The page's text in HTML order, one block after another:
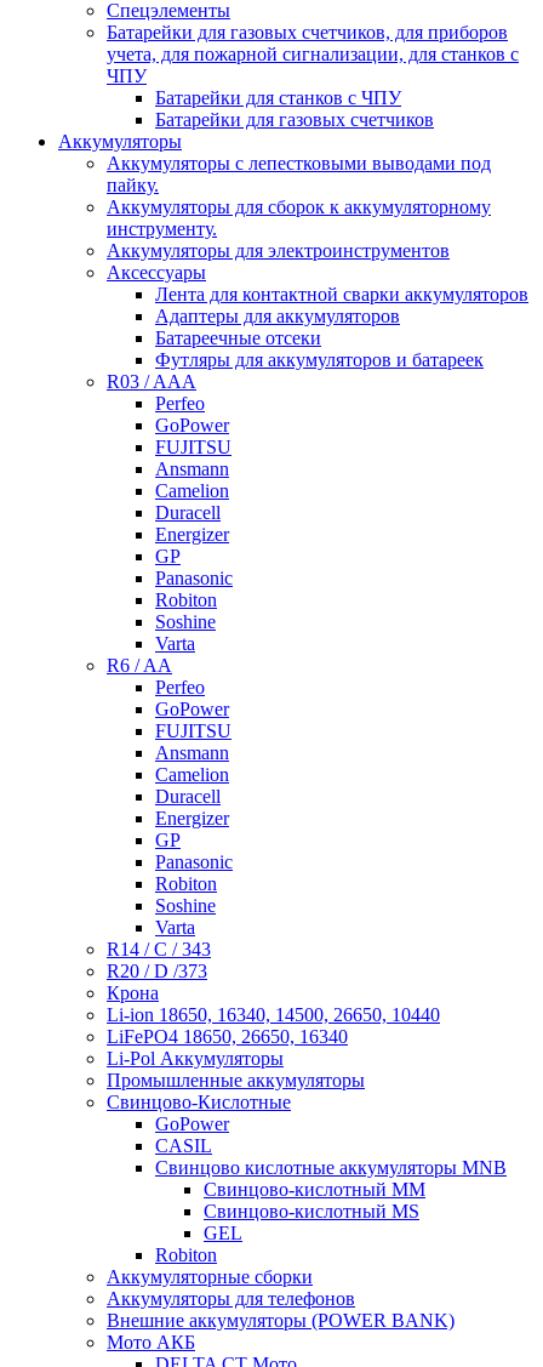
Спецэлементы
Батарейки для газовых счетчиков, для приборов
учета, для пожарной сигнализации, для станков с
ЧПУ
Батарейки для станков с ЧПУ
Батарейки для газовых счетчиков
Аккумуляторы
Аккумуляторы с лепестковыми выводами под
пайку.
Аккумуляторы для сборок к аккумуляторному
инструменту.
Аккумуляторы для электроинструментов
Аксессуары
Лента для контактной сварки аккумуляторов
Адаптеры для аккумуляторов
Батареечные отсеки
Футляры для аккумуляторов и батареек
R03 / AAA
Perfeo
GoPower
FUJITSU
Ansmann
Camelion
Duracell
Energizer
GP
Panasonic
Robiton
Soshine
Varta
R6 / AA
Perfeo
GoPower
FUJITSU
Ansmann
Camelion
Duracell
Energizer
GP
Panasonic
Robiton
Soshine
Varta
R14 / C / 343
R20 / D /373
Крона
Li-ion 18650, 16340, 14500, 26650, 10440
LiFePO4 18650, 26650, 16340
Li-Pol Аккумуляторы
Промышленные аккумуляторы
Свинцово-Кислотные
GoPower
CASIL
Свинцово кислотные аккумуляторы MNB
Cвинцово-кислотный MM
Cвинцово-кислотный MS
GEL
Robiton
Аккумуляторные сборки
Аккумуляторы для телефонов
Внешние аккумуляторы (POWER BANK)
Мото АКБ